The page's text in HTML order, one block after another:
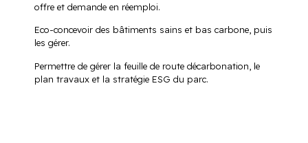
offre et demande en réemploi.
Eco-concevoir des bâtiments sains et bas carbone, puis
les gérer.
Permettre de gérer la feuille de route décarbonation, le
plan travaux et la stratégie ESG du parc.